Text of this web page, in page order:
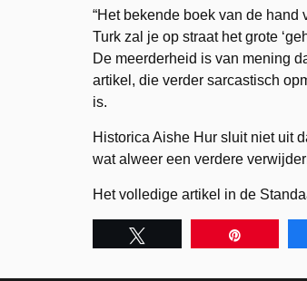
“Het bekende boek van de
Turk zal je op straat het grote
De meerderheid is van mening
artikel, die verder sarcastisch
is.
Historica Aishe Hur sluit niet uit
wat alweer een verdere
Het volledige artikel in de